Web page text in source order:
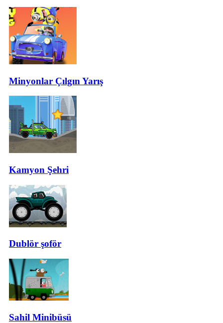
Minyonlar Çılgın Yarış
Kamyon Şehri
Dublör şoför
Sahil Minibüsü